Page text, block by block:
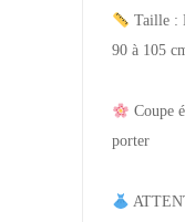
Taille :
90 à 105
Coupe
porter